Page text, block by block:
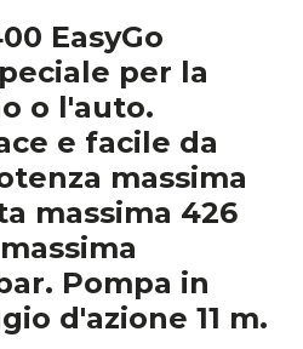
EasyGo
per la
o l'auto.
e facile da
massima
massima 426
Pompa in
d'azione 11 m.